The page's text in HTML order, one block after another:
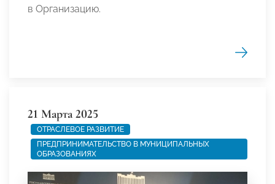
в Организацию.
21 Марта 2025
ОТРАСЛЕВОЕ РАЗВИТИЕ
ПРЕДПРИНИМАТЕЛЬСТВО В МУНИЦИПАЛЬНЫХ
ОБРАЗОВАНИЯХ